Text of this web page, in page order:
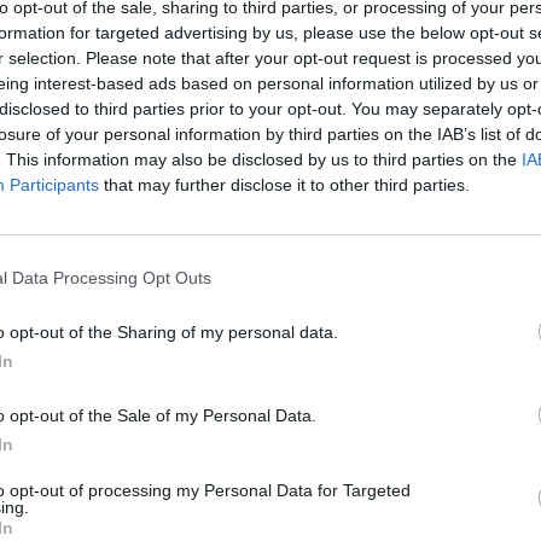
opt-out of the sale, sharing to third parties, or processing of your
for targeted advertising by us, please use the below opt-out
selection. Please note that after your opt-out request is processed
interest-based ads based on personal information utilized by us
to third parties prior to your opt-out. You may separately
of your personal information by third parties on the IAB’s list of
This information may also be disclosed by us to third parties on the
Participants that may further disclose it to other third parties.
Data Processing Opt Outs
opt-out of the Sharing of my personal data.
opt-out of the Sale of my Personal Data.
opt-out of processing my Personal Data for Targeted
elnöke, Ursula von der Leyen és a brit
együttműködés jeleit mutatják, mivel mindkét fél
a kontinens újrafegyverkezéséből, és így a
eddig vitapontként kezelt érdekkülönbségek most
jelennek meg, amelyekből mindkét fél kedélyesen
előre az Egyesült Királyság és az Európai Unió a csütörtöki
tűnik, előre leegyeztethették, milyen témákat nyithatnak
be a május 19-re várható londoni csúcstalálkozón.
portfolio.hu hírarchívumához tartozik, melynek olvasása